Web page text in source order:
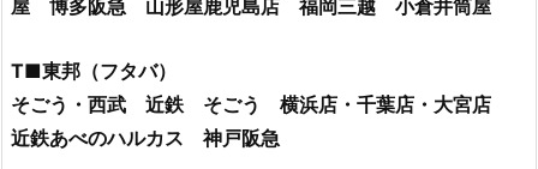
屋 博多阪急 山形屋鹿児島店 福岡三越 小倉井筒屋
T■東邦（フタバ）
そごう・西武 近鉄 そごう 横浜店・千葉店・大宮店
近鉄あべのハルカス 神戸阪急